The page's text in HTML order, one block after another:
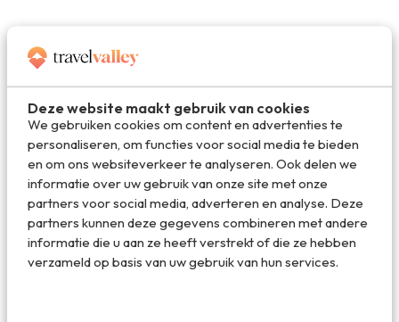
Deze website maakt gebruik van cookies
We gebruiken cookies om content en advertenties te
personaliseren, om functies voor social media te bieden
en om ons websiteverkeer te analyseren. Ook delen we
informatie over uw gebruik van onze site met onze
partners voor social media, adverteren en analyse. Deze
partners kunnen deze gegevens combineren met andere
informatie die u aan ze heeft verstrekt of die ze hebben
verzameld op basis van uw gebruik van hun services.
7. Pad Thai – Thailand
eieren, waar onder andere flink wat rode chilipepers,
knoflook, garnalen en pinda’s aan worden toegevoegd.
Het staat bijna in het hele land op de kaart en is absoluut
een reden om nú het vliegtuig naar Thailand te pakken!